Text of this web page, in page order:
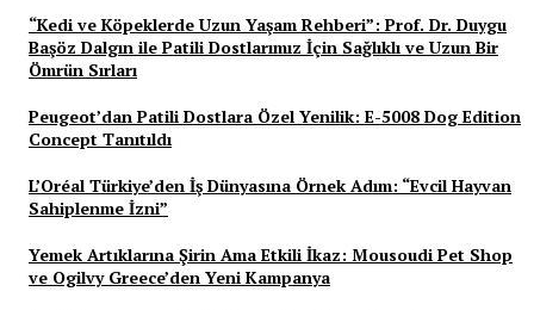
“Kedi ve Köpeklerde Uzun Yaşam Rehberi”: Prof. Dr. Duygu
Başöz Dalgın ile Patili Dostlarımız İçin Sağlıklı ve Uzun Bir
Ömrün Sırları
Peugeot’dan Patili Dostlara Özel Yenilik: E-5008 Dog Edition
Concept Tanıtıldı
L’Oréal Türkiye’den İş Dünyasına Örnek Adım: “Evcil Hayvan
Sahiplenme İzni”
Yemek Artıklarına Şirin Ama Etkili İkaz: Mousoudi Pet Shop
ve Ogilvy Greece’den Yeni Kampanya